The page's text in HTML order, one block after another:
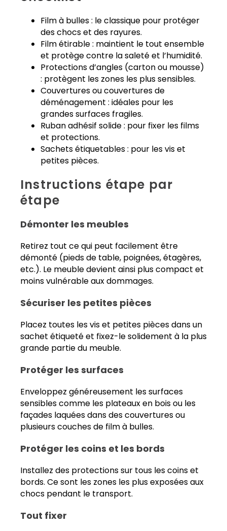
Film à bulles : le classique pour protéger
des chocs et des rayures.
Film étirable : maintient le tout ensemble
et protège contre la saleté et l’humidité.
Protections d’angles (carton ou mousse)
: protègent les zones les plus sensibles.
Couvertures ou couvertures de
déménagement : idéales pour les
grandes surfaces fragiles.
Ruban adhésif solide : pour fixer les films
et protections.
Sachets étiquetables : pour les vis et
petites pièces.
Instructions étape par
étape
Démonter les meubles
Retirez tout ce qui peut facilement être
démonté (pieds de table, poignées, étagères,
etc.). Le meuble devient ainsi plus compact et
moins vulnérable aux dommages.
Sécuriser les petites pièces
Placez toutes les vis et petites pièces dans un
sachet étiqueté et fixez-le solidement à la plus
grande partie du meuble.
Protéger les surfaces
Enveloppez généreusement les surfaces
sensibles comme les plateaux en bois ou les
façades laquées dans des couvertures ou
plusieurs couches de film à bulles.
Protéger les coins et les bords
Installez des protections sur tous les coins et
bords. Ce sont les zones les plus exposées aux
chocs pendant le transport.
Tout fixer